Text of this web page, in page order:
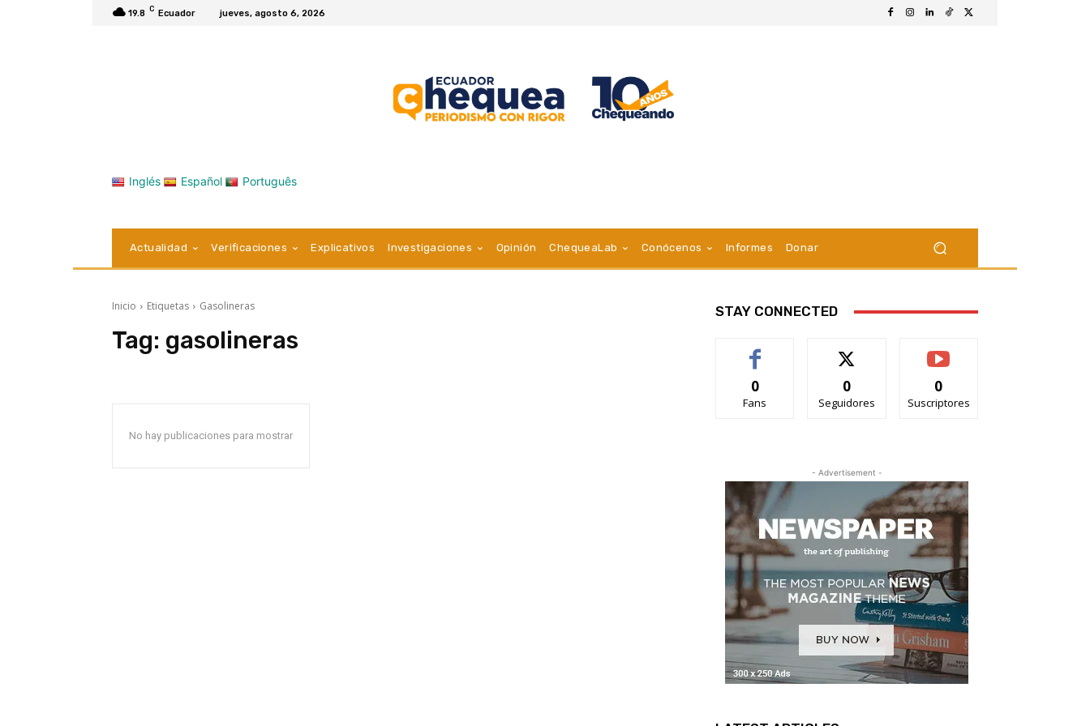
19.8 C Ecuador jueves, agosto 6, 2026
Inglés Español Português
Actualidad Verificaciones Explicativos Investigaciones Opinión ChequeaLab Conócenos Informes Donar
Inicio Etiquetas Gasolineras
Tag: gasolineras
No hay publicaciones para mostrar
STAY CONNECTED
0
Fans
0
Seguidores
0
Suscriptores
- Advertisement -